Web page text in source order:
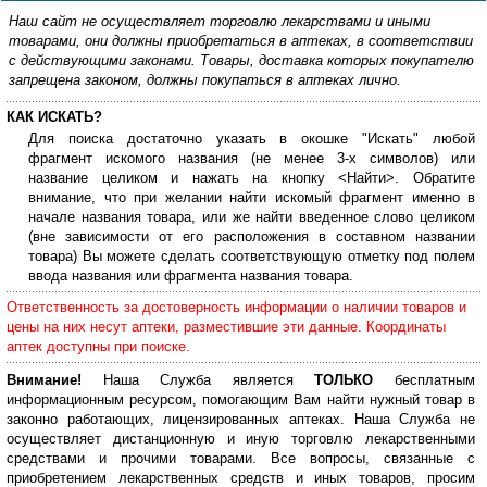
Наш сайт не осуществляет торговлю лекарствами и иными
товарами, они должны приобретаться в аптеках, в соответствии
с действующими законами. Товары, доставка которых покупателю
запрещена законом, должны покупаться в аптеках лично.
КАК ИСКАТЬ?
Для поиска достаточно указать в окошке "Искать" любой
фрагмент искомого названия (не менее 3-х символов) или
название целиком и нажать на кнопку <Найти>. Обратите
внимание, что при желании найти искомый фрагмент именно в
начале названия товара, или же найти введенное слово целиком
(вне зависимости от его расположения в составном названии
товара) Вы можете сделать соответствующую отметку под полем
ввода названия или фрагмента названия товара.
Ответственность за достоверность информации о наличии товаров и
цены на них несут аптеки, разместившие эти данные. Координаты
аптек доступны при поиске.
Внимание! Наша Служба являетсяТОЛЬКО бесплатным
информационным ресурсом, помогающим Вам найти нужный товар в
законно работающих, лицензированных аптеках. Наша Служба не
осуществляет дистанционную и иную торговлю лекарственными
средствами и прочими товарами. Все вопросы, связанные с
приобретением лекарственных средств и иных товаров, просим